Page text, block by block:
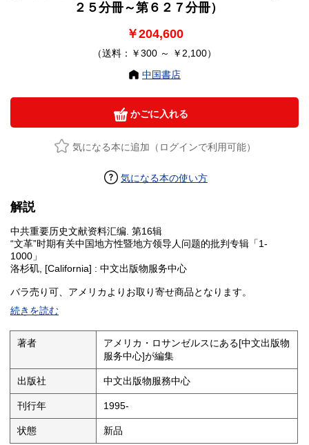
２５分冊～第６２７分冊）
￥204,600
（送料：￥300 ～ ￥2,100）
中国書店
かごに入れる
気になる本に追加（ログインで利用可能）
気になる本の使い方
解説
中共重要历史文献资料汇编. 第16辑
“文革”时期有关中国地方性暨地方领导人问题的批判专辑「1-
1000」
洛杉矶, [California] : 中文出版物服务中心
バラ売り可、アメリカよりお取り寄せ商品となります。
正式ご注文頂いてから製本となりますので、納品まで1～2ヶ月ほ
どお時間を頂戴いたします。
※１冊あたり\68,200円
volume 625. 湖北问题(31): 各级当权派批判材料(2): 1. 反革命修正
主义分子张华的罪行; 2. 反革命修正主义分子、原市总工会党组书记
栗栖三反言论摘编; 3. 打倒李达专辑第一号; 4. "桃园经验"的继承与
发展——关于反革命修正主义分子宋侃夫在震寰纺织厂所谓"蹲点"进
行"四清"的大阴谋; 5. 血泪的控诉: 看武汉市委操纵下血腥镇压工人
阶级的滔天罪行; 6. 打倒刘惠农(武汉市旧市人委党内最大走资派刘
惠农的反革命主要罪行材料)
続きを読む
著者
アメリカ・ロサンゼルスにある[中文出版物
服务中心]が編集
出版社 中文出版物服務中心
刊行年 1995-
状態 新品